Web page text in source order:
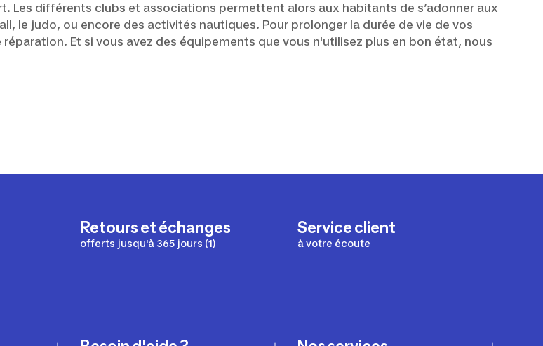
Les différents clubs et associations permettent alors aux habitants de s’adonner aux
le judo, ou encore des activités nautiques. Pour prolonger la durée de vie de vos
Et si vous avez des équipements que vous n'utilisez plus en bon état, nous
Retours et échanges
offerts jusqu'à 365 jours (1)
Service client
à votre écoute